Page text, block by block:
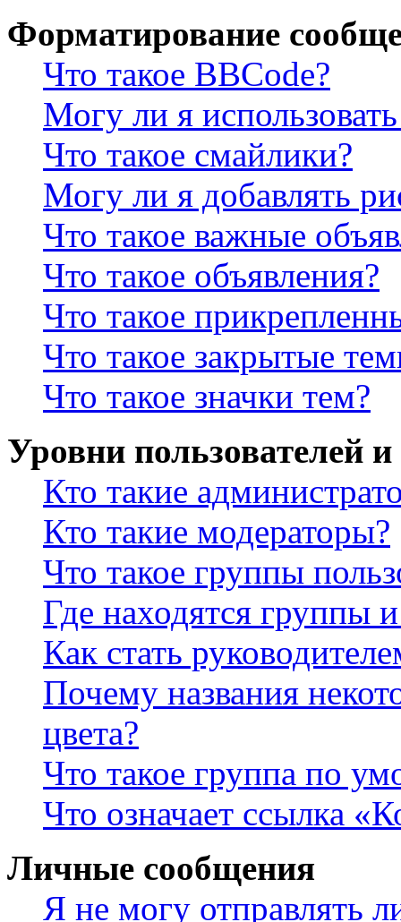
Форматирование
Что такое BBCode?
Могу ли я
Что такое смайлики?
Могу ли я добавлять
Что такое важные
Что такое объявления?
Что такое
Что такое закрытые
Что такое значки тем?
Уровни пользователей
Кто такие
Кто такие модераторы?
Что такое группы
Где находятся группы
Как стать
Почему названия
цвета?
Что такое группа по
Что означает ссылка
Личные сообщения
Я не могу отправлять